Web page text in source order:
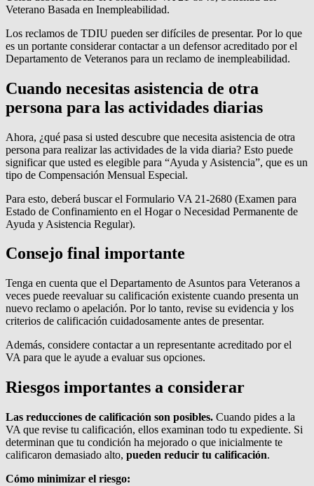
Veterano Basada en Inempleabilidad.
Los reclamos de TDIU pueden ser difíciles de presentar. Por lo que
es un portante considerar contactar a un defensor acreditado por el
Departamento de Veteranos para un reclamo de inempleabilidad.
Cuando necesitas asistencia de otra
persona para las actividades diarias
Ahora, ¿qué pasa si usted descubre que necesita asistencia de otra
persona para realizar las actividades de la vida diaria? Esto puede
significar que usted es elegible para “Ayuda y Asistencia”, que es un
tipo de Compensación Mensual Especial.
Para esto, deberá buscar el Formulario VA 21-2680 (Examen para
Estado de Confinamiento en el Hogar o Necesidad Permanente de
Ayuda y Asistencia Regular).
Consejo final importante
Tenga en cuenta que el Departamento de Asuntos para Veteranos a
veces puede reevaluar su calificación existente cuando presenta un
nuevo reclamo o apelación. Por lo tanto, revise su evidencia y los
criterios de calificación cuidadosamente antes de presentar.
Además, considere contactar a un representante acreditado por el
VA para que le ayude a evaluar sus opciones.
Riesgos importantes a considerar
Las reducciones de calificación son posibles. Cuando pides a la
VA que revise tu calificación, ellos examinan todo tu expediente. Si
determinan que tu condición ha mejorado o que inicialmente te
calificaron demasiado alto, pueden reducir tu calificación.
Cómo minimizar el riesgo: